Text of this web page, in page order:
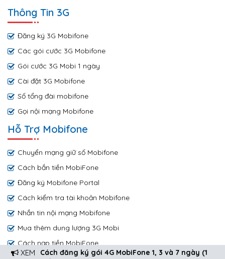
XEM
Cách đăng ký gói 4G MobiFone 1, 3 và 7 ngày (1
Thông Tin 3G
Đăng ký 3G Mobifone
Các gói cước 3G Mobifone
Gói cước 3G Mobi 1 ngày
Cài đặt 3G Mobifone
Số tổng đài mobifone
Gọi nội mạng Mobifone
Hỗ Trợ Mobifone
Chuyển mạng giữ số Mobifone
Cách bắn tiền MobiFone
Đăng ký Mobifone Portal
Cách kiểm tra tài khoản Mobifone
Nhắn tin nội mạng Mobifone
Mua thêm dung lượng 3G Mobi
Cách nạp tiền MobiFone